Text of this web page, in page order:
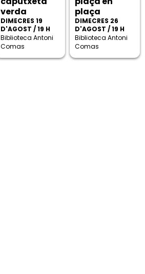
verda
DIMECRES 19
D'AGOST / 19 H
Biblioteca Antoni
Comas
plaça
DIMECRES 26
D'AGOST / 19 H
Biblioteca Antoni
Comas